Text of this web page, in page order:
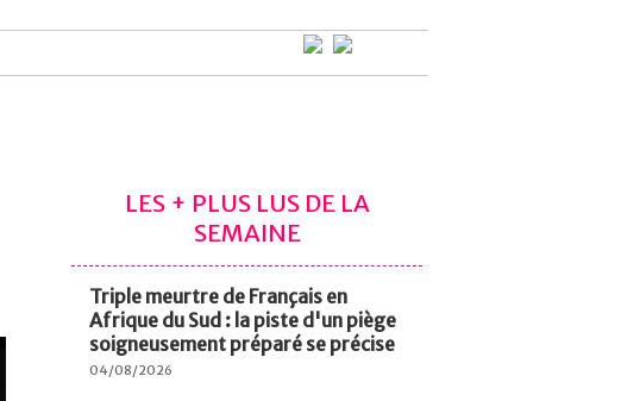
LES + PLUS LUS DE LA
SEMAINE
Triple meurtre de Français en
Afrique du Sud : la piste d'un piège
soigneusement préparé se précise
04/08/2026